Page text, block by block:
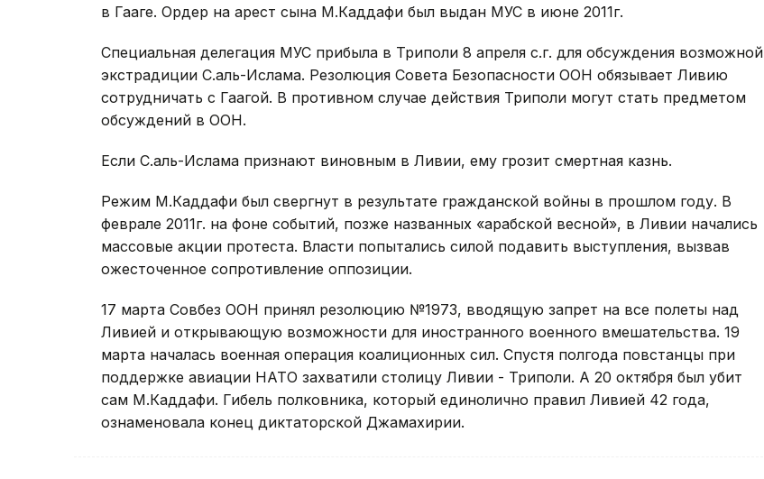
в Гааге. Ордер на арест сына М.Каддафи был выдан МУС в июне 2011г.
Специальная делегация МУС прибыла в Триполи 8 апреля с.г. для обсуждения возможной
экстрадиции С.аль-Ислама. Резолюция Совета Безопасности ООН обязывает Ливию
сотрудничать с Гаагой. В противном случае действия Триполи могут стать предметом
обсуждений в ООН.
Если С.аль-Ислама признают виновным в Ливии, ему грозит смертная казнь.
Режим М.Каддафи был свергнут в результате гражданской войны в прошлом году. В
феврале 2011г. на фоне событий, позже названных «арабской весной», в Ливии начались
массовые акции протеста. Власти попытались силой подавить выступления, вызвав
ожесточенное сопротивление оппозиции.
17 марта Совбез ООН принял резолюцию №1973, вводящую запрет на все полеты над
Ливией и открывающую возможности для иностранного военного вмешательства. 19
марта началась военная операция коалиционных сил. Спустя полгода повстанцы при
поддержке авиации НАТО захватили столицу Ливии - Триполи. А 20 октября был убит
сам М.Каддафи. Гибель полковника, который единолично правил Ливией 42 года,
ознаменовала конец диктаторской Джамахирии.